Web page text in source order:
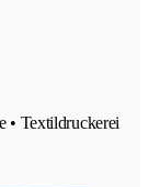
• Textildruckerei